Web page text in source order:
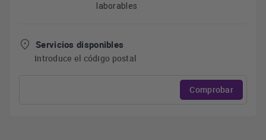
laborables
Servicios disponibles
Introduce el código postal
Comprobar